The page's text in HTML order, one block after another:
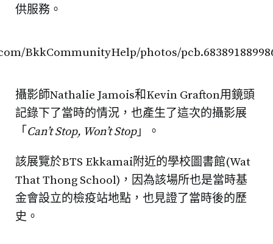
供服務。
BkkCommunityHelp/photos/
攝影師Nathalie Jamois和Kevin Grafton用鏡頭
記錄下了當時的情況，也產生了這次的攝影展
「 Can’t Stop, Won’t Stop」。
該展覽於BTS Ekkamai附近的學校圖書館(Wat
That Thong School)，因為該場所也是當時基
金會設立的檢疫站地點，也見證了當時後的歷
史。